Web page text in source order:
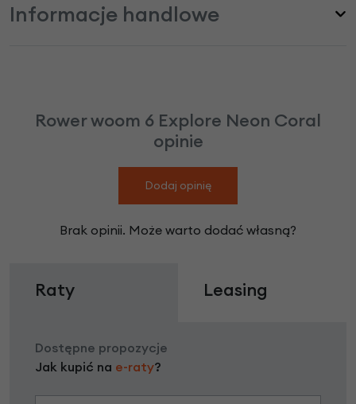
Informacje handlowe
Rower woom 6 Explore Neon Coral
opinie
Dodaj opinię
Brak opinii. Może warto dodać własną?
Raty Leasing
Dostępne propozycje
Jak kupić na e-raty?